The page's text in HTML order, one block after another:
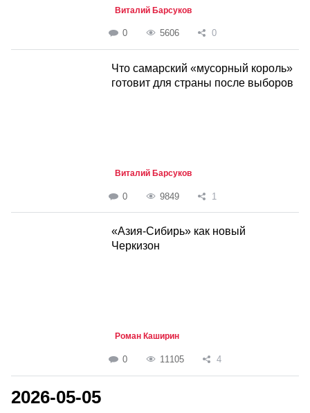
Виталий Барсуков
0 5606 0
Что самарский «мусорный король»
готовит для страны после выборов
Виталий Барсуков
0 9849 1
«Азия-Сибирь» как новый
Черкизон
Роман Каширин
0 11105 4
2026-05-05